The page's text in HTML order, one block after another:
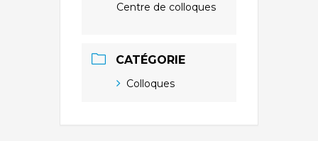
Centre de colloques
CATÉGORIE
Colloques